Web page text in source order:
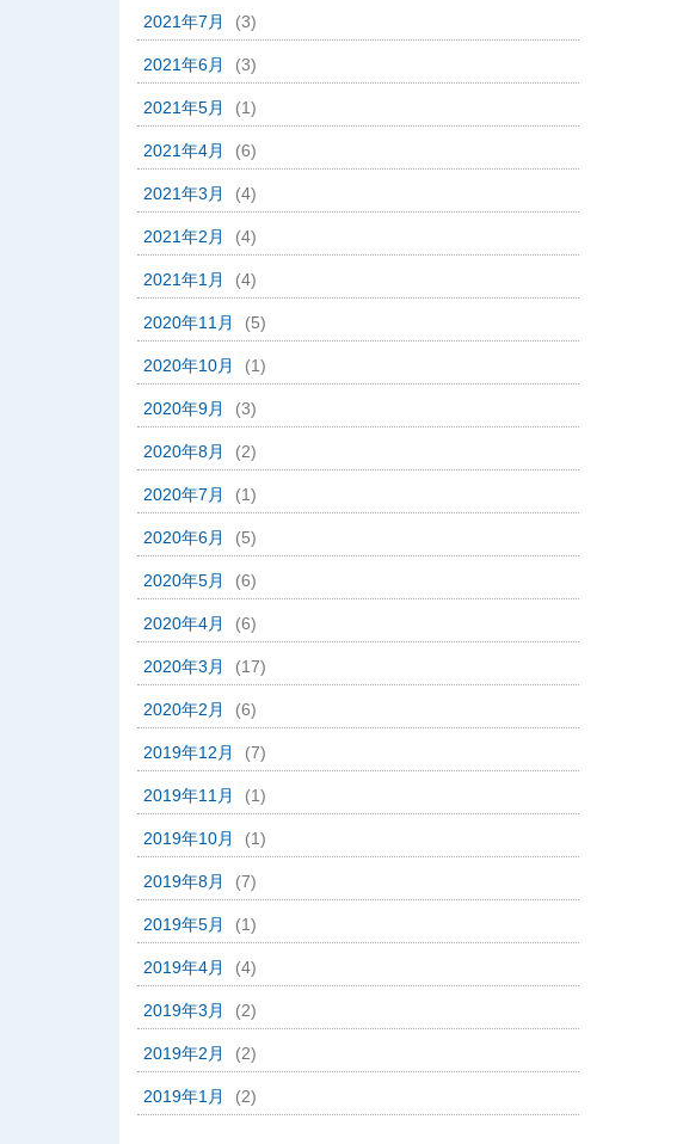
2021年7月 (3)
2021年6月 (3)
2021年5月 (1)
2021年4月 (6)
2021年3月 (4)
2021年2月 (4)
2021年1月 (4)
2020年11月 (5)
2020年10月 (1)
2020年9月 (3)
2020年8月 (2)
2020年7月 (1)
2020年6月 (5)
2020年5月 (6)
2020年4月 (6)
2020年3月 (17)
2020年2月 (6)
2019年12月 (7)
2019年11月 (1)
2019年10月 (1)
2019年8月 (7)
2019年5月 (1)
2019年4月 (4)
2019年3月 (2)
2019年2月 (2)
2019年1月 (2)